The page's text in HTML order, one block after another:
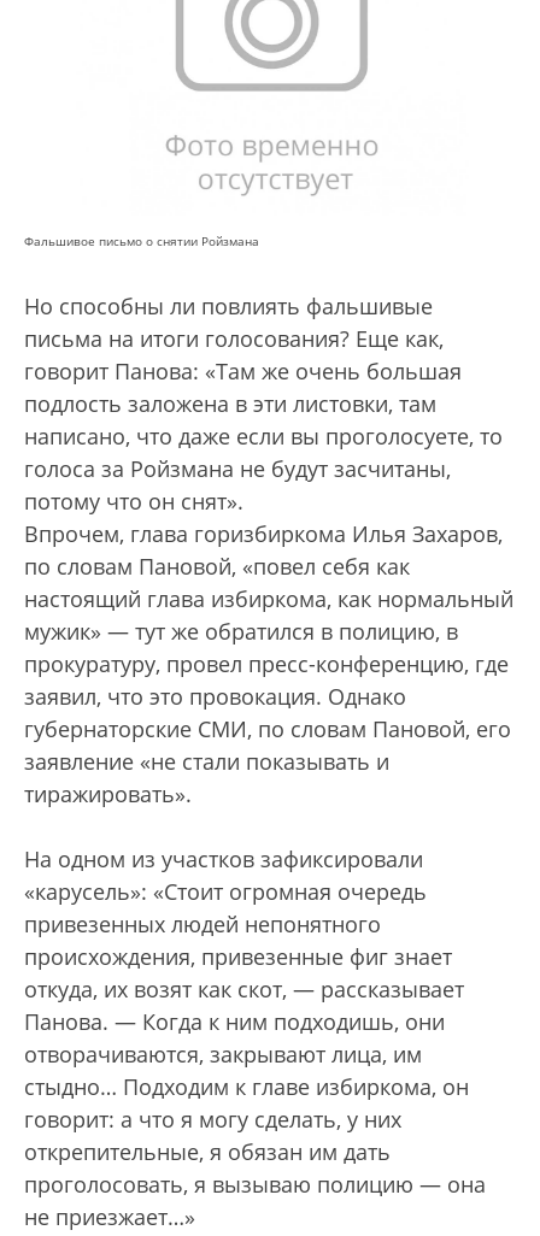
Фальшивое письмо о снятии Ройзмана
Но способны ли повлиять фальшивые
письма на итоги голосования? Еще как,
говорит Панова: «Там же очень большая
подлость заложена в эти листовки, там
написано, что даже если вы проголосуете, то
голоса за Ройзмана не будут засчитаны,
потому что он снят».
Впрочем, глава горизбиркома Илья Захаров,
по словам Пановой, «повел себя как
настоящий глава избиркома, как нормальный
мужик» — тут же обратился в полицию, в
прокуратуру, провел пресс-конференцию, где
заявил, что это провокация. Однако
губернаторские СМИ, по словам Пановой, его
заявление «не стали показывать и
тиражировать».
На одном из участков зафиксировали
«карусель»: «Стоит огромная очередь
привезенных людей непонятного
происхождения, привезенные фиг знает
откуда, их возят как скот, — рассказывает
Панова. — Когда к ним подходишь, они
отворачиваются, закрывают лица, им
стыдно… Подходим к главе избиркома, он
говорит: а что я могу сделать, у них
открепительные, я обязан им дать
проголосовать, я вызываю полицию — она
не приезжает…»